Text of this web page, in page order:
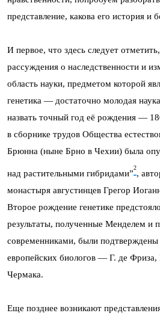
представление, какова его история и
И первое, что здесь следует
рассуждения о наследственности и
область науки, предметом которой
генетика — достаточно молодая
назвать точный год её рождения —
в сборнике трудов Общества
Брюнна (ныне Брно в Чехии) была
над растительными гибридами”
2
,
монастыря августинцев Грегор
Второе рождение генетике
результаты, полученные Менделем и
современниками, были подтверждены
европейских биологов — Г. де
Чермака.
Еще позднее возникают